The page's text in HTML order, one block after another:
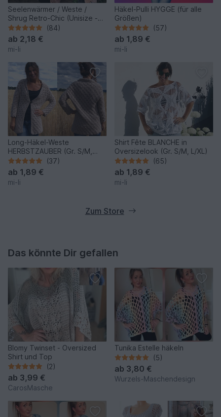
Seelenwärmer / Weste /
Shrug Retro-Chic (Unisize -
für alle Größen leicht
anzupassen)
(84)
ab 2,18 €
mi-li
Häkel-Pulli HYGGE (für alle
Größen)
(57)
ab 1,89 €
mi-li
Long-Häkel-Weste
HERBSTZAUBER (Gr. S/M,
L/XL, leicht an alle Größen
anzupassen)
(37)
ab 1,89 €
mi-li
Shirt Fête BLANCHE in
Oversizelook (Gr. S/M, L/XL)
(65)
ab 1,89 €
mi-li
Zum Store
Das könnte Dir gefallen
Blomy Twinset - Oversized
Shirt und Top
(2)
ab 3,99 €
CarosMasche
Tunika Estelle häkeln
(5)
ab 3,80 €
Wurzels-Maschendesign